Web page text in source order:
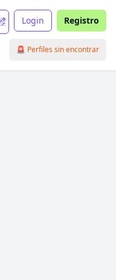
Login Registro
🚨 Perfiles sin encontrar